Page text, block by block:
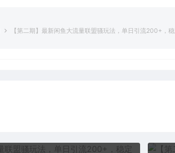
【第二期】最新闲鱼大流量联盟骚玩法，单日引流200+，